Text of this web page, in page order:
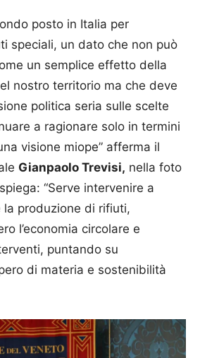
posto in Italia per
speciali, un dato che non può
un semplice effetto della
nostro territorio ma che deve
politica seria sulle scelte
a ragionare solo in termini
visione miope” afferma il
Gianpaolo Trevisi, nella foto
“Serve intervenire a
la produzione di rifiuti,
l’economia circolare e
puntando su
di materia e sostenibilità